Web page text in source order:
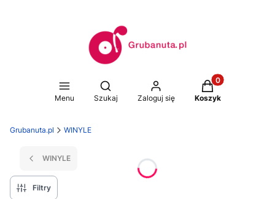
Menu
Otwórz wyszukiwarkę
Szukaj Zaloguj się
Produkty w
Koszyk
Grubanuta.pl WINYLE
WINYLE
Filtry